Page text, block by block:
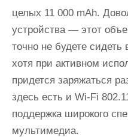
целых 11 000 mAh.
устройства — этот
точно не будете сидеть
хотя при активном
придется заряжаться
здесь есть и Wi-Fi
поддержка широкого
мультимедиа.